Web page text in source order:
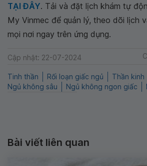
TẠI ĐÂY. Tải và đặt lịch khám tự
My Vinmec để quản lý, theo dõi lịch
mọi nơi ngay trên ứng dụng.
Cập nhật: 22-07-2024
Tinh thần Rối loạn giấc ngủ Thần kinh
Ngủ không sâu
Ngủ không ngon giấc
Bài viết liên quan